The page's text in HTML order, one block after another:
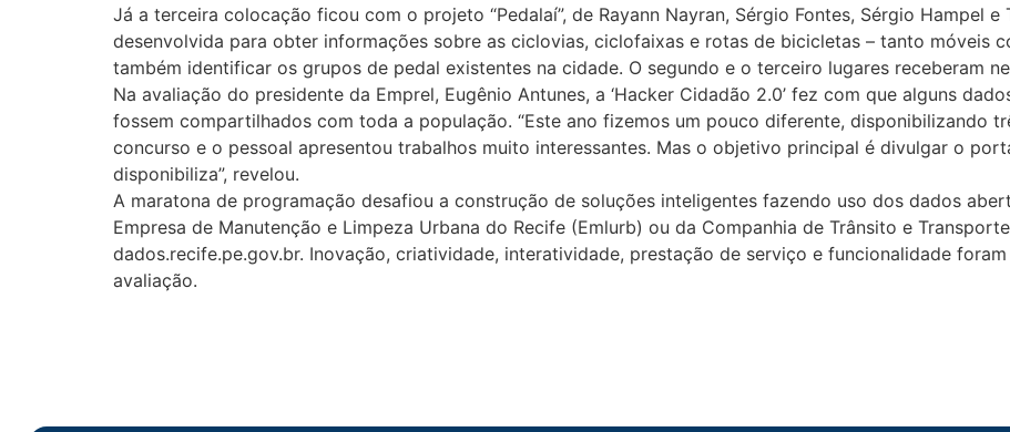
Já a terceira colocação ficou com o projeto “Pedalaí”, de Rayann Nayran, Sérgio Fontes, Sérgio Hampel
desenvolvida para obter informações sobre as ciclovias, ciclofaixas e rotas de bicicletas – tanto móveis
também identificar os grupos de pedal existentes na cidade. O segundo e o terceiro lugares receberam
Na avaliação do presidente da Emprel, Eugênio Antunes, a ‘Hacker Cidadão 2.0’ fez com que alguns
fossem compartilhados com toda a população. “Este ano fizemos um pouco diferente, disponibilizando
concurso e o pessoal apresentou trabalhos muito interessantes. Mas o objetivo principal é divulgar o
disponibiliza”, revelou.
A maratona de programação desafiou a construção de soluções inteligentes fazendo uso dos dados
Empresa de Manutenção e Limpeza Urbana do Recife (Emlurb) ou da Companhia de Trânsito e
dados.recife.pe.gov.br. Inovação, criatividade, interatividade, prestação de serviço e funcionalidade
avaliação.